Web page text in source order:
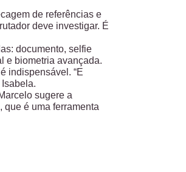
de referências e
deve investigar. É
documento, selfie
e biometria avançada.
indispensável. “E
sugere a
é uma ferramenta